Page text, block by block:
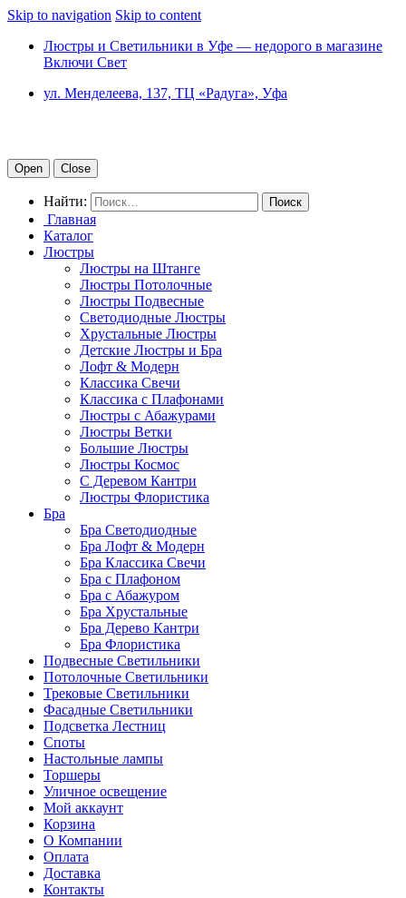
Skip to navigation Skip to content
Люстры и Светильники в Уфе — недорого в магазине
Включи Свет
ул. Менделеева, 137, ТЦ «Радуга», Уфа
Open Close
Найти:
Главная
Каталог
Люстры
Люстры на Штанге
Люстры Потолочные
Люстры Подвесные
Светодиодные Люстры
Хрустальные Люстры
Детские Люстры и Бра
Лофт & Модерн
Классика Свечи
Классика с Плафонами
Люстры с Абажурами
Люстры Ветки
Большие Люстры
Люстры Космос
С Деревом Кантри
Люстры Флористика
Бра
Бра Светодиодные
Бра Лофт & Модерн
Бра Классика Свечи
Бра с Плафоном
Бра с Абажуром
Бра Хрустальные
Бра Дерево Кантри
Бра Флористика
Подвесные Светильники
Потолочные Светильники
Трековые Светильники
Фасадные Светильники
Подсветка Лестниц
Споты
Настольные лампы
Торшеры
Уличное освещение
Мой аккаунт
Корзина
О Компании
Оплата
Доставка
Контакты